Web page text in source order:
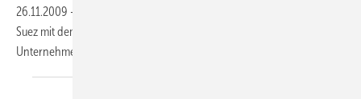
26.11.2009 -
Suez mit dem Namen Cofely europaweit eine einheitliche Marke für
Unternehmen aus seiner Konzernsparte Energy